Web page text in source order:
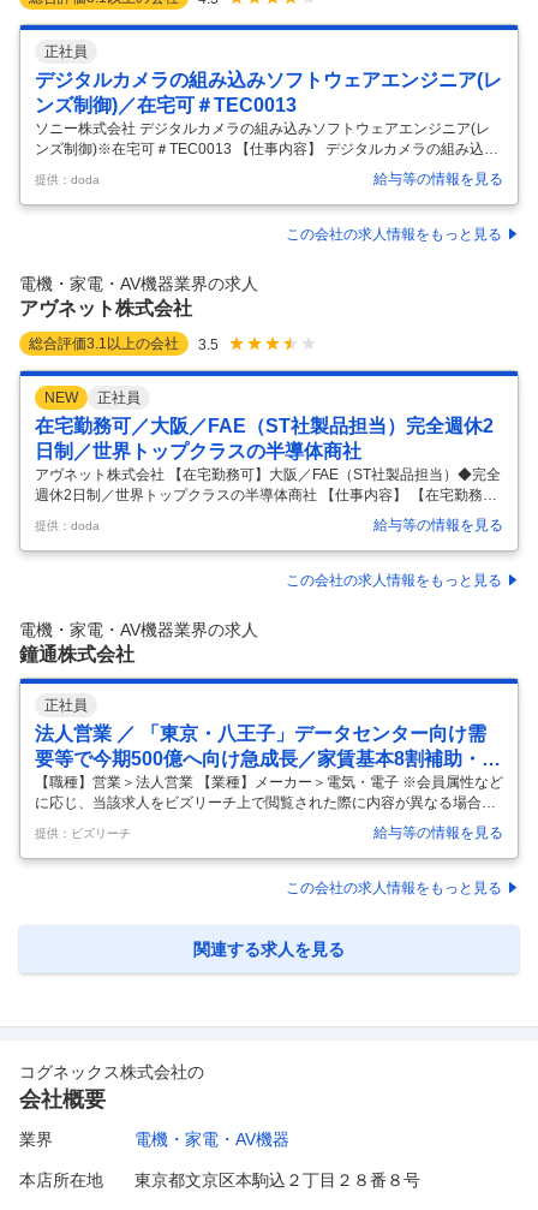
正社員
デジタルカメラの組み込みソフトウェアエンジニア(レ
ンズ制御)／在宅可＃TEC0013
ソニー株式会社 デジタルカメラの組み込みソフトウェアエンジニア(レ
ンズ制御)※在宅可＃TEC0013 【仕事内容】 デジタルカメラの組み込み
ソフトウェアエンジニア(レンズ制御)※在宅可＃TEC0013 【具体的な仕
事内容】 コンシューマーおよびプロフェッショナルカメラのレンズ制御
ソフトウエアの設計・実装担当者 ■組織の役割： 当組織は、コンシュー
マーおよびプロフェッショナルカメラのレンズ制御を担当しています。
ーキテクチャの決定、プロフェッショナルカメラの業界標準となってい
るシネマレンズのPLマウントレンズや放送局カメラのB4マウン
提供：doda 給与等の情報を見る
この会社の求人情報をもっと見る
電機・家電・AV機器業界の求人
アヴネット株式会社
総合評価3.1 以上の会社 3.5
NEW 正社員
在宅勤務可／大阪／FAE（ST社製品担当）完全週休2
日制／世界トップクラスの半導体商社
アヴネット株式会社 【在宅勤務可】大阪／FAE（ST社製品担当）◆完全
週休2日制／世界トップクラスの半導体商社 【仕事内容】 【在宅勤務
可】大阪／FAE（ST社製品担当）◆完全週休2日制／世界トップクラス
の半導体商社 【具体的な仕事内容】 【全世界での売上高が250億ドルを
越える世界屈指の半導体商社／フォーチュンUS500企業／土日祝休み】
■概要： FAEとしてSTマイクロエレクトロニクス製品の特にアナログ製
技術視点から見た顧客への紹介活動 ・顧客からの技術質問対応 ・展示会
での製品説明紹介 ・不具合発生時の問題切り分けと
提供：doda 給与等の情報を見る
この会社の求人情報をもっと見る
電機・家電・AV機器業界の求人
鐘通株式会社
正社員
法人営業 ／ 「東京・八王子」データセンター向け需
要等で今期500億へ向け急成長／家賃基本8割補助・手
厚い福利厚生と社内制度・人間性重視の既存営業
【職種】営業＞法人営業 【業種】メーカー＞電気・電子 ※会員属性など
に応じ、当該求人をビズリーチ上で閲覧された際に内容が異なる場合が
あります ■当社について 当社は、1950年の設立以来、電線・ケーブル、
コネクタ、基板、FAシステムなど、日本のモノづくりに不可欠なエレク
トロニクス製品を扱う「独立系」の専門商社です。特定の資本系列に属
さないため、国内外約500社のメーカー様の中から、お客様の課題に最
ンター向けや防衛関連をはじめとする成長産業からの需要が非常に堅調
であり、業績は右肩上がりに推移しています（2030年に売上高500億円
提供：ビズリーチ 給与等の情報を見る
この会社の求人情報をもっと見る
関連する求人を見る
コグネックス株式会社の
会社概要
業界 電機・家電・AV機器
本店所在地 東京都文京区本駒込２丁目２８番８号